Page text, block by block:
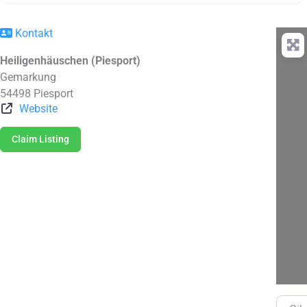
Kontakt
Heiligenhäuschen (Piesport)
Gemarkung
54498 Piesport
Website
Claim Listing
Gib